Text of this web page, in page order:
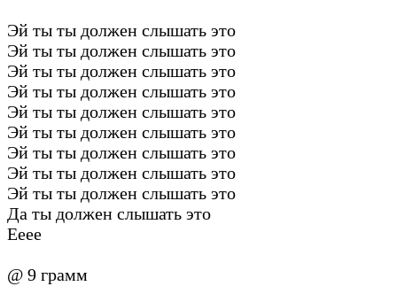
Эй ты ты должен слышать это
Эй ты ты должен слышать это
Эй ты ты должен слышать это
Эй ты ты должен слышать это
Эй ты ты должен слышать это
Эй ты ты должен слышать это
Эй ты ты должен слышать это
Эй ты ты должен слышать это
Эй ты ты должен слышать это
Да ты должен слышать это
Ееее
@ 9 грамм